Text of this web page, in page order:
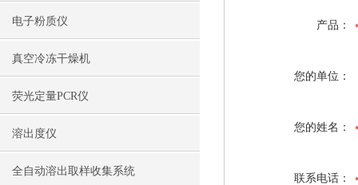
电子粉质仪
真空冷冻干燥机
荧光定量PCR仪
溶出度仪
全自动溶出取样收集系统
产品：
您的单位：
您的姓名：
联系电话：